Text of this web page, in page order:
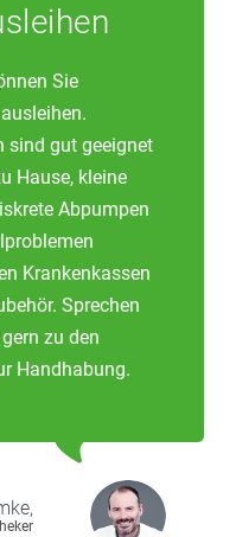
Sie
sind gut geeignet
Hause, kleine
Abpumpen
Krankenkassen
Sprechen
zu den
Handhabung.